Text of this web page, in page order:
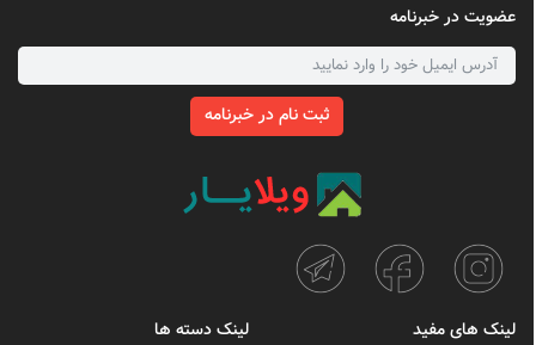
عضویت در خبرنامه
ثبت نام در خبرنامه
لینک های مفید لینک دسته ها